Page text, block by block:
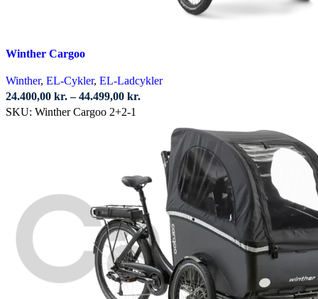
Winther Cargoo
Winther, EL-Cykler, EL-Ladcykler
24.400,00 kr. – 44.499,00 kr.
44.499,00 kr.
SKU: Winther Cargoo 2+2-1